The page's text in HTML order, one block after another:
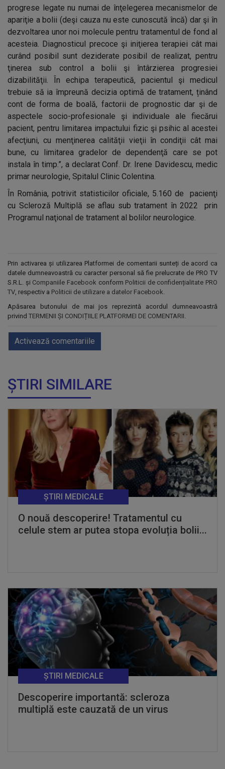
progrese legate nu numai de înţelegerea mecanismelor de
apariţie a bolii (deşi cauza nu este cunoscută încă) dar şi în
dezvoltarea unor noi molecule pentru tratamentul de fond al
acesteia. Diagnosticul precoce şi iniţierea terapiei cât mai
curând posibil sunt deziderate posibil de realizat, pentru
ţinerea sub control a bolii şi întârzierea progresiei
dizabilităţii. În echipa terapeutică, pacientul şi medicul
trebuie să ia împreună decizia optimă de tratament, ținând
cont de forma de boală, factorii de prognostic dar şi de
aspectele socio-profesionale şi individuale ale fiecărui
pacient, pentru limitarea impactului fizic şi psihic al acestei
afecţiuni, cu menţinerea calităţii vieţii în condiţii cât mai
bune, cu limitarea gradelor de dependenţă care se pot
instala în timp.”, a declarat Conf. Dr. Irene Davidescu, medic
primar neurologie, Spitalul Clinic Colentina.
În România, potrivit statisticilor oficiale, 5.160 de pacienţi
cu Scleroză Multiplă se aflau sub tratament în 2022 prin
Programul naţional de tratament al bolilor neurologice.
Prin activarea și utilizarea Platformei de comentarii sunteți de acord ca
datele dumneavoastră cu caracter personal să fie prelucrate de PRO TV
S.R.L. și Companiile Facebook conform Politicii de confidențialitate PRO
TV, respectiv a Politicii de utilizare a datelor Facebook.
Apăsarea butonului de mai jos reprezintă acordul dumneavoastră
privind TERMENII ȘI CONDIȚIILE PLATFORMEI DE COMENTARII.
Activează comentariile
ȘTIRI SIMILARE
O nouă descoperire! Tratamentul cu
celule stem ar putea stopa evoluția bolii...
ȘTIRI MEDICALE
Descoperire importantă: scleroza
multiplă este cauzată de un virus
ȘTIRI MEDICALE